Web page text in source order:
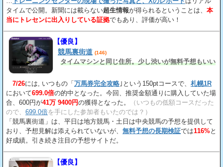
タイムで公開。新聞には載らない超生情報が得られるということは、 本
当にトレセンに出入りしている証拠でもあり、評価が高い！
【優良】
競馬裏街道 (146)
タイムマシンと同じ住所。少し渋いが無料予想もいい
7/26には, いつもの「 万馬券完全攻略 ｣という150ptコースで、 札幌1R
において699.0倍の的中となった。今回、推奨金額通りに購入していた場
合、600円が41万 9400円の獲得となった。
（いつもの低額コースだった
ので、 699.0倍を手にした参加者もいたのでは？）
「競馬裏街道」は、平日は地方競馬・土日は中央競馬の予想を提供して
おり、予想見解は添えられていないが、 無料予想の長期検証では116%と
好成績。引き続き注目の予想サイトだ。
【優良】